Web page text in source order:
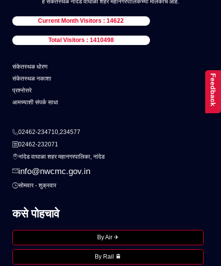
हे संकेतस्थळ नांदेड वाघाळा शहर महानगरपालिकेच्या मालकीचे आहे.
Current Month Visitors : 14622
Total Visitors : 1410498
संकेतस्थळ धोरण
संकेतस्थळ नकाशा
प्रश्नोत्तरे
आमच्याशी संपर्क साधा
02462-234710,234577
02462-232071
नांदेड वाघाळा शहर महानगरपालिका, नांदेड
info@nwcmc.gov.in
सोमवार - शुक्रवार
कसे पोहचावे
By Air ✈
By Rail 🚆
Feedback